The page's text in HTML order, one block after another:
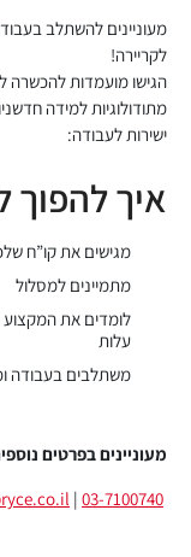
מעוניינים להשתלב
לקריירה!
הגישו מועמדות להכשרה
מתודולוגיות למידה
ישירות לעבודה:
איך להפוך
מגישים את קו”ח
מתמיינים למסלול
לומדים את המקצוע
עלות
משתלבים בעבודה
מעוניינים בפרטים
03-7100740
|